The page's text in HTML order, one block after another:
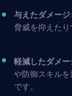
与えたダメージ
脅威を抑えたり
軽減したダメー
や防御スキル
です。